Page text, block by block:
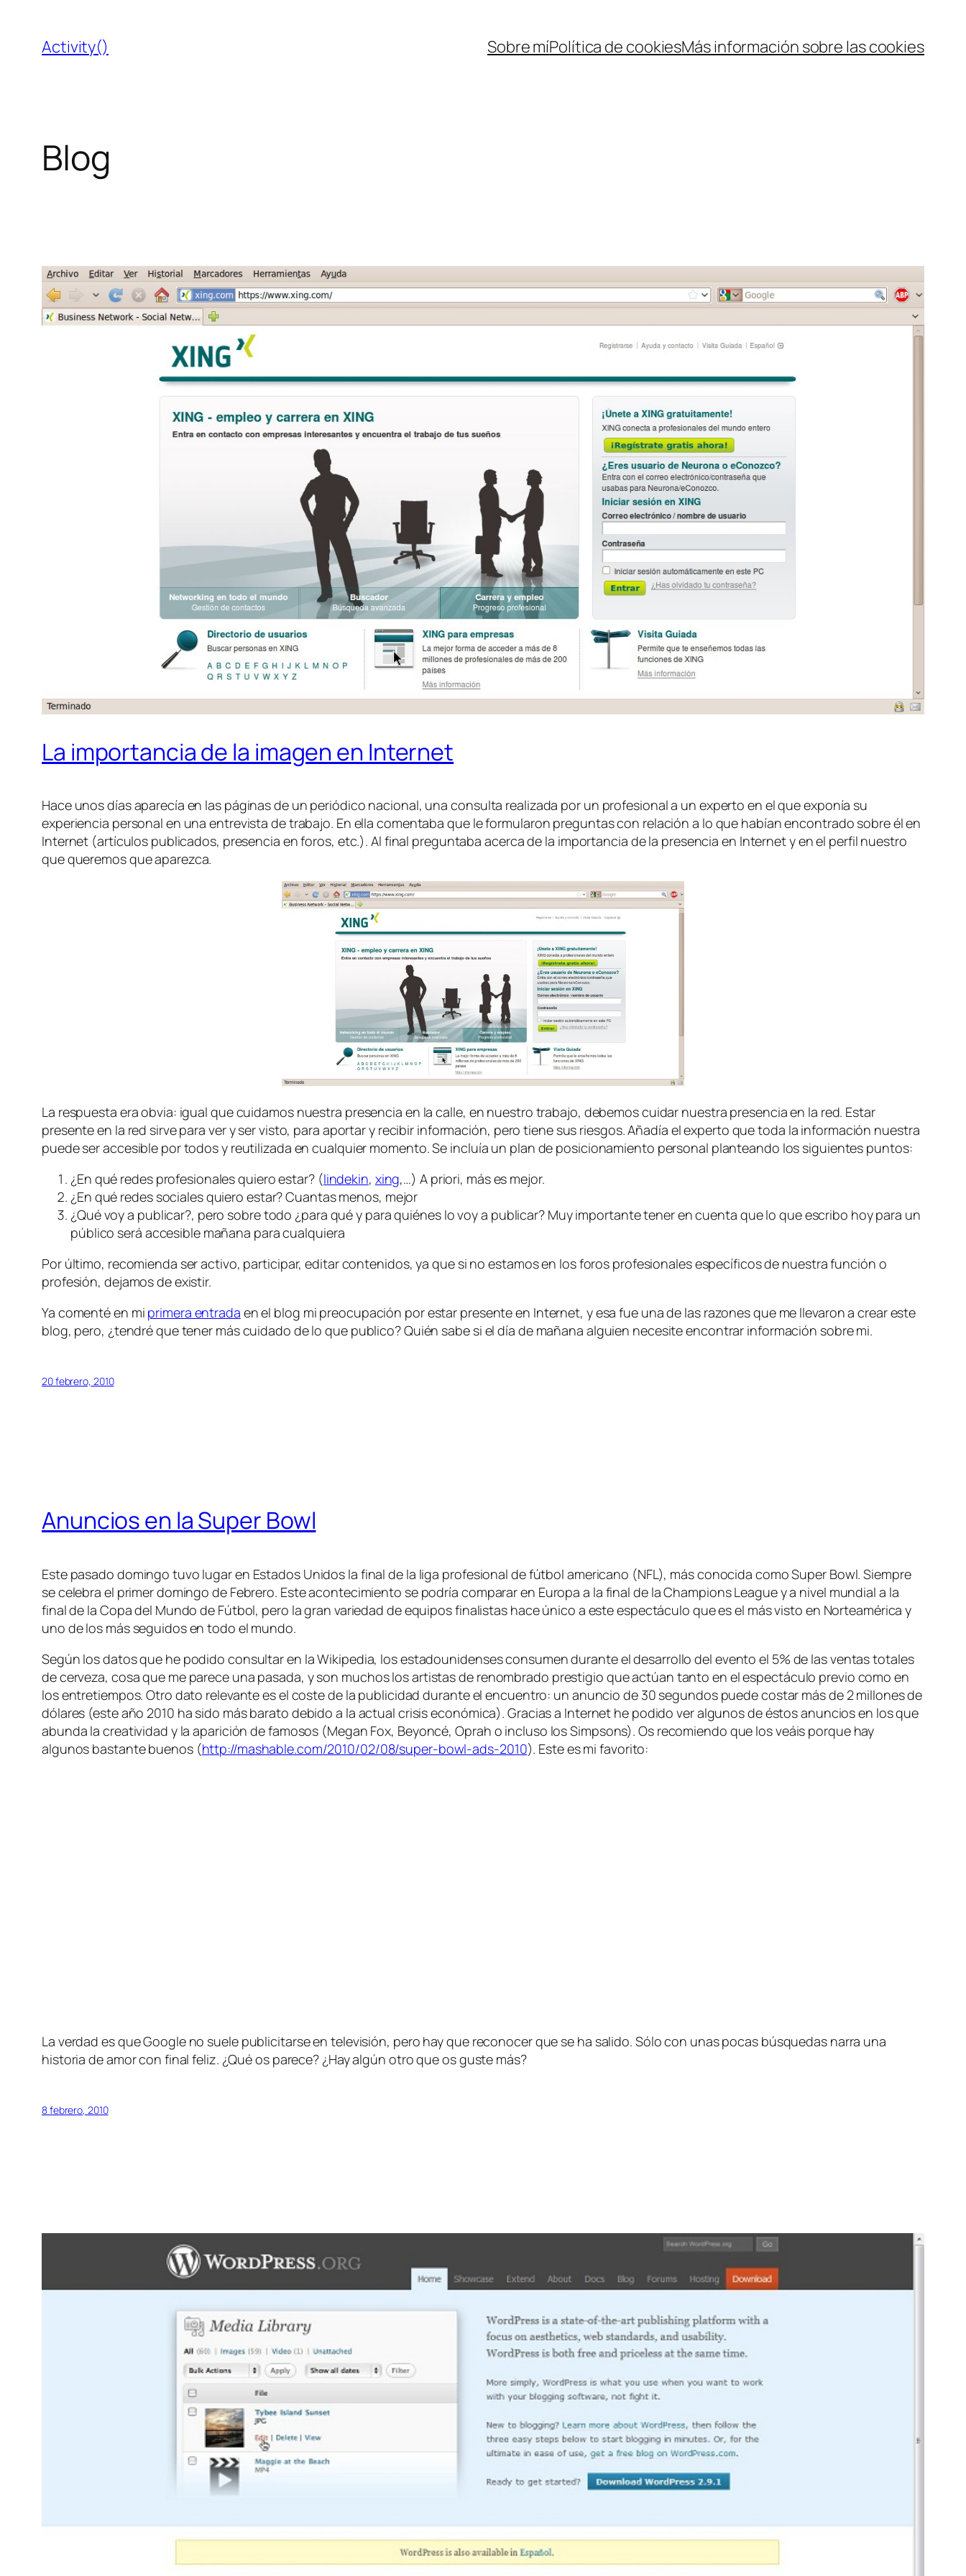
contenido
Activity() Sobre míPolítica de cookiesMás información sobre las cookies
Blog
La importancia de la imagen en Internet
Hace unos días aparecía en las páginas de un periódico nacional, una consulta realizada por un profesional a un experto en el que exponía su
experiencia personal en una entrevista de trabajo. En ella comentaba que le formularon preguntas con relación a lo que habían encontrado sobre él en
Internet (artículos publicados, presencia en foros, etc.). Al final preguntaba acerca de la importancia de la presencia en Internet y en el perfil nuestro
que queremos que aparezca.
La respuesta era obvia: igual que cuidamos nuestra presencia en la calle, en nuestro trabajo, debemos cuidar nuestra presencia en la red. Estar
presente en la red sirve para ver y ser visto, para aportar y recibir información, pero tiene sus riesgos. Añadía el experto que toda la información nuestra
puede ser accesible por todos y reutilizada en cualquier momento. Se incluía un plan de posicionamiento personal planteando los siguientes puntos:
¿En qué redes profesionales quiero estar? (lindekin, xing,…) A priori, más es mejor.
¿En qué redes sociales quiero estar? Cuantas menos, mejor
¿Qué voy a publicar?, pero sobre todo ¿para qué y para quiénes lo voy a publicar? Muy importante tener en cuenta que lo que escribo hoy para un
público será accesible mañana para cualquiera
Por último, recomienda ser activo, participar, editar contenidos, ya que si no estamos en los foros profesionales específicos de nuestra función o
profesión, dejamos de existir.
Ya comenté en mi primera entrada en el blog mi preocupación por estar presente en Internet, y esa fue una de las razones que me llevaron a crear este
blog, pero, ¿tendré que tener más cuidado de lo que publico? Quién sabe si el día de mañana alguien necesite encontrar información sobre mi.
20 febrero, 2010
Anuncios en la Super Bowl
Este pasado domingo tuvo lugar en Estados Unidos la final de la liga profesional de fútbol americano (NFL), más conocida como Super Bowl. Siempre
se celebra el primer domingo de Febrero. Este acontecimiento se podría comparar en Europa a la final de la Champions League y a nivel mundial a la
final de la Copa del Mundo de Fútbol, pero la gran variedad de equipos finalistas hace único a este espectáculo que es el más visto en Norteamérica y
uno de los más seguidos en todo el mundo.
Según los datos que he podido consultar en la Wikipedia, los estadounidenses consumen durante el desarrollo del evento el 5% de las ventas totales
de cerveza, cosa que me parece una pasada, y son muchos los artistas de renombrado prestigio que actúan tanto en el espectáculo previo como en
los entretiempos. Otro dato relevante es el coste de la publicidad durante el encuentro: un anuncio de 30 segundos puede costar más de 2 millones de
dólares (este año 2010 ha sido más barato debido a la actual crisis económica). Gracias a Internet he podido ver algunos de éstos anuncios en los que
abunda la creatividad y la aparición de famosos (Megan Fox, Beyoncé, Oprah o incluso los Simpsons). Os recomiendo que los veáis porque hay
algunos bastante buenos (http://mashable.com/2010/02/08/super-bowl-ads-2010). Este es mi favorito:
La verdad es que Google no suele publicitarse en televisión, pero hay que reconocer que se ha salido. Sólo con unas pocas búsquedas narra una
historia de amor con final feliz. ¿Qué os parece? ¿Hay algún otro que os guste más?
8 febrero, 2010